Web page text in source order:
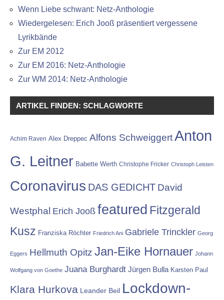
Wenn Liebe schwant: Netz-Anthologie
Wiedergelesen: Erich Jooß präsentiert vergessene
Lyrikbände
Zur EM 2012
Zur EM 2016: Netz-Anthologie
Zur WM 2014: Netz-Anthologie
ARTIKEL FINDEN: SCHLAGWORTE
Achim Raven Alex Dreppec Alfons Schweiggert Anton
G. Leitner Babette Werth Christophe Fricker Christoph Leisten
Coronavirus DAS GEDICHT David
Westphal Erich Jooß featured Fitzgerald
Kusz Franziska Röchter Friedrich Ani Gabriele Trinckler Georg
Eggers Hellmuth Opitz Jan-Eike Hornauer Johann
Wolfgang von Goethe Juana Burghardt Jürgen Bulla Karsten Paul
Klara Hurkova Leander Beil Lockdown-